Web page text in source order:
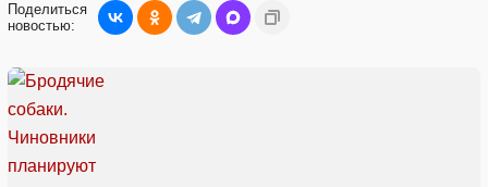
Поделиться
новостью: